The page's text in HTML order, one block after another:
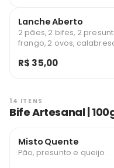
Lanche Aberto
2 pães, 2 bifes, 2
frango, 2 ovos,
R$ 35,00
14 ITENS
Bife Artesanal |
Misto Quente
Pão, presunto e queijo.